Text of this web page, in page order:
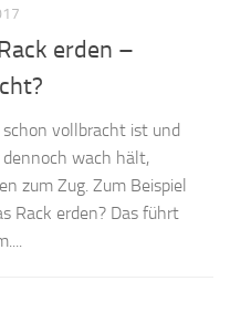
erden –
vollbracht ist und
wach hält,
zum Zug. Zum Beispiel
Rack erden? Das führt